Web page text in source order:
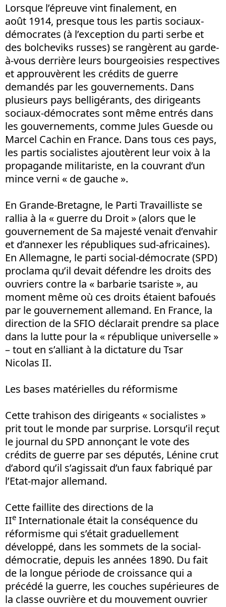
Lorsque l’épreuve vint finalement, en
août 1914, presque tous les partis sociaux-
démocrates (à l’exception du parti serbe et
des bolcheviks russes) se rangèrent au garde-
à-vous derrière leurs bourgeoisies respectives
et approuvèrent les crédits de guerre
demandés par les gouvernements. Dans
plusieurs pays belligérants, des dirigeants
sociaux-démocrates sont même entrés dans
les gouvernements, comme Jules Guesde ou
Marcel Cachin en France. Dans tous ces pays,
les partis socialistes ajoutèrent leur voix à la
propagande militariste, en la couvrant d’un
mince verni « de gauche ».
En Grande-Bretagne, le Parti Travailliste se
rallia à la « guerre du Droit » (alors que le
gouvernement de Sa majesté venait d’envahir
et d’annexer les républiques sud-africaines).
En Allemagne, le parti social-démocrate (SPD)
proclama qu’il devait défendre les droits des
ouvriers contre la « barbarie tsariste », au
moment même où ces droits étaient bafoués
par le gouvernement allemand. En France, la
direction de la SFIO déclarait prendre sa place
dans la lutte pour la « république universelle »
– tout en s’alliant à la dictature du Tsar
Nicolas II.
Les bases matérielles du réformisme
Cette trahison des dirigeants « socialistes »
prit tout le monde par surprise. Lorsqu’il reçut
le journal du SPD annonçant le vote des
crédits de guerre par ses députés, Lénine crut
d’abord qu’il s’agissait d’un faux fabriqué par
l’Etat-major allemand.
Cette faillite des directions de la
IIe Internationale était la conséquence du
réformisme qui s’était graduellement
développé, dans les sommets de la social-
démocratie, depuis les années 1890. Du fait
de la longue période de croissance qui a
précédé la guerre, les couches supérieures de
la classe ouvrière et du mouvement ouvrier